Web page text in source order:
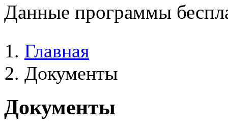
Данные программы
Главная
Документы
Документы